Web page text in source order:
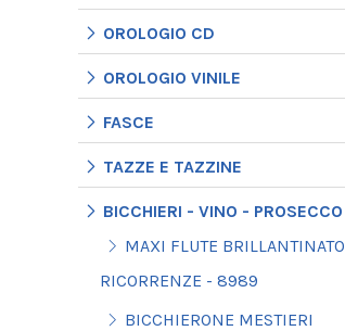
OROLOGIO CD
OROLOGIO VINILE
FASCE
TAZZE E TAZZINE
BICCHIERI - VINO - PROSECCO
MAXI FLUTE BRILLANTINATO
RICORRENZE - 8989
BICCHIERONE MESTIERI